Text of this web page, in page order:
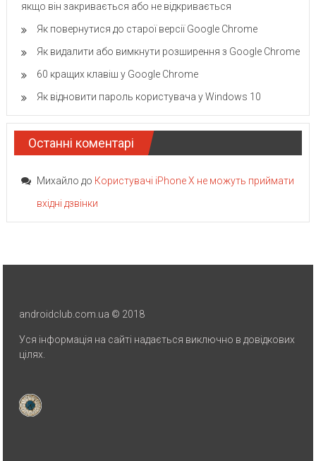
якщо він закривається або не відкривається
Як повернутися до старої версії Google Chrome
Як видалити або вимкнути розширення з Google Chrome
60 кращих клавіш у Google Chrome
Як відновити пароль користувача у Windows 10
Останні коментарі
Михайло до Користувачі iPhone X не можуть приймати
вхідні дзвінки
androidclub.com.ua © 2018
Уся інформація на сайті надається виключно в довідкових
цілях.